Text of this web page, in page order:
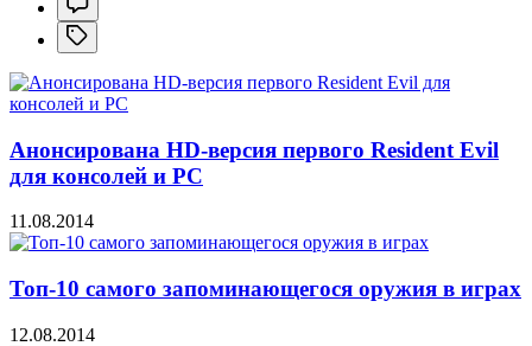
Анонсирована HD-версия первого Resident Evil
для консолей и PC
11.08.2014
Топ-10 самого запоминающегося оружия в играх
12.08.2014